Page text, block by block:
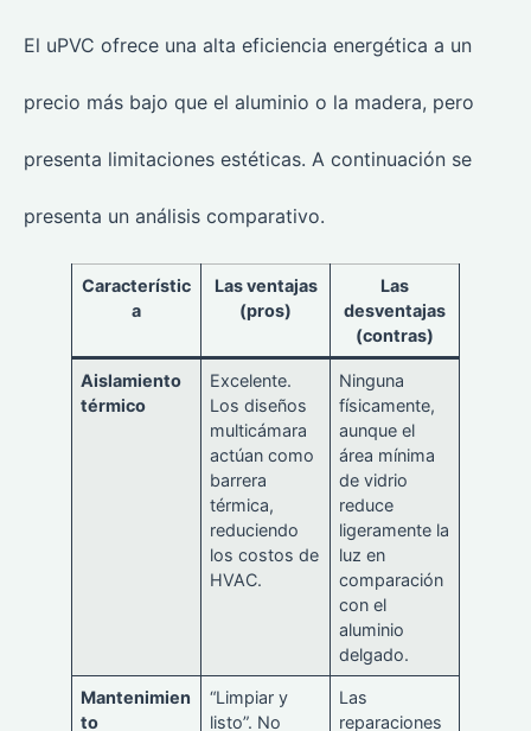
El uPVC ofrece una alta eficiencia energética a un
precio más bajo que el aluminio o la madera, pero
presenta limitaciones estéticas. A continuación se
presenta un análisis comparativo.
Característic
a
Las ventajas
(pros)
Las
desventajas
(contras)
Aislamiento
térmico
Excelente.
Los diseños
multicámara
actúan como
barrera
térmica,
reduciendo
los costos de
HVAC.
Ninguna
físicamente,
aunque el
área mínima
de vidrio
reduce
ligeramente la
luz en
comparación
con el
aluminio
delgado.
Mantenimien
to
“Limpiar y
listo”. No
Las
reparaciones